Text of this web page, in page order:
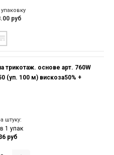
руб
трикотаж. основе арт. 760W
(уп. 100 м) вискоза50% +
штуку:
1 упак
руб